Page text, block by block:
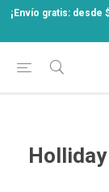
¡Envío gratis: desde
¡Envío gratis: desde